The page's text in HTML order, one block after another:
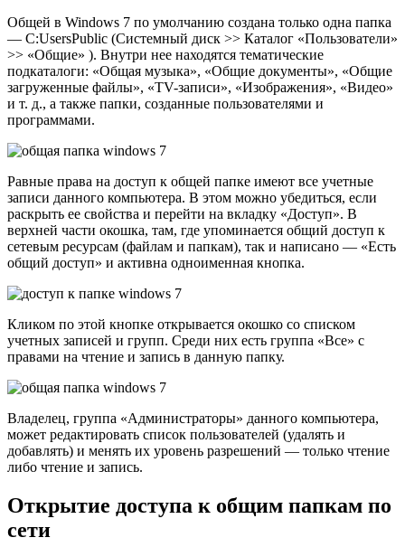
Общей в Windows 7 по умолчанию создана только одна папка
— C:UsersPublic (Системный диск >> Каталог «Пользователи»
>> «Общие» ). Внутри нее находятся тематические
подкаталоги: «Общая музыка», «Общие документы», «Общие
загруженные файлы», «TV-записи», «Изображения», «Видео»
и т. д., а также папки, созданные пользователями и
программами.
Равные права на доступ к общей папке имеют все учетные
записи данного компьютера. В этом можно убедиться, если
раскрыть ее свойства и перейти на вкладку «Доступ». В
верхней части окошка, там, где упоминается общий доступ к
сетевым ресурсам (файлам и папкам), так и написано — «Есть
общий доступ» и активна одноименная кнопка.
Кликом по этой кнопке открывается окошко со списком
учетных записей и групп. Среди них есть группа «Все» с
правами на чтение и запись в данную папку.
Владелец, группа «Администраторы» данного компьютера,
может редактировать список пользователей (удалять и
добавлять) и менять их уровень разрешений — только чтение
либо чтение и запись.
Открытие доступа к общим папкам по
сети